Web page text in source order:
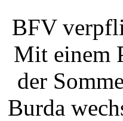
BFV
Mit einem
der
Burda